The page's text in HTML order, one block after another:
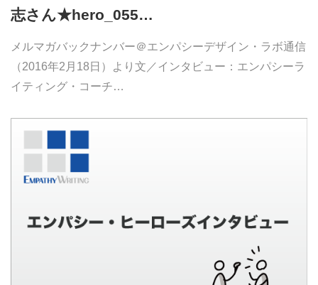
志さん★hero_055…
メルマガバックナンバー＠エンパシーデザイン・ラボ通信
（2016年2月18日）より文／インタビュー：エンパシーラ
イティング・コーチ…